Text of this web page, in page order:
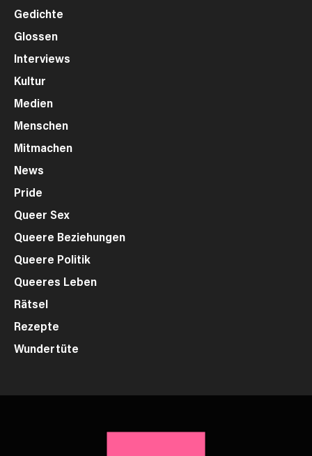
Gedichte
Glossen
Interviews
Kultur
Medien
Menschen
Mitmachen
News
Pride
Queer Sex
Queere Beziehungen
Queere Politik
Queeres Leben
Rätsel
Rezepte
Wundertüte